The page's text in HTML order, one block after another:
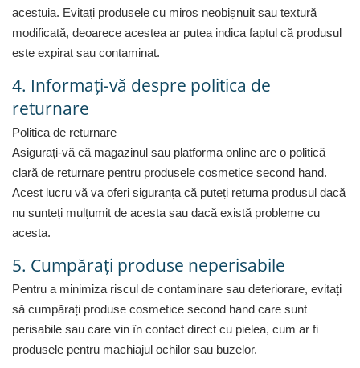
Fashion
Bijuterii
Ceasuri barbatesti
Cutii, curele si accesorii ceasuri
Genti si accesorii barbati
Genti si accesorii femei
Imbracaminte barbati
Imbracaminte femei
Imbracaminte si Incaltaminte copii
Incaltaminte barbati
Incaltaminte femei
Ochelari de soare
Ochelari de vedere
Gaming, Carti & Birotica
Birotica & Papetarie
Console, Jocuri & Accesorii
acestuia. Evitați produsele cu miros neobișnuit sau textură
modificată, deoarece acestea ar putea indica faptul că produsul
este expirat sau contaminat.
4. Informați-vă despre politica de
returnare
Politica de returnare
Asigurați-vă că magazinul sau platforma online are o politică
clară de returnare pentru produsele cosmetice second hand.
Acest lucru vă va oferi siguranța că puteți returna produsul dacă
nu sunteți mulțumit de acesta sau dacă există probleme cu
acesta.
5. Cumpărați produse neperisabile
Pentru a minimiza riscul de contaminare sau deteriorare, evitați
să cumpărați produse cosmetice second hand care sunt
perisabile sau care vin în contact direct cu pielea, cum ar fi
produsele pentru machiajul ochilor sau buzelor.